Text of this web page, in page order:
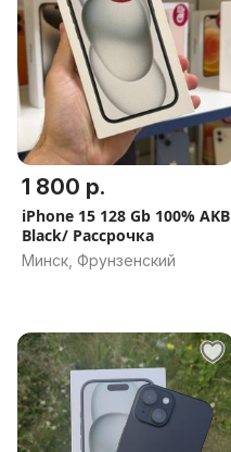
1 800 р.
iPhone 15 128 Gb 100% AKB
Black/ Рассрочка
Минск, Фрунзенский